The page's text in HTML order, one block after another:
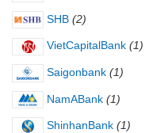
SHB (2)
VietCapitalBank (1)
Saigonbank (1)
NamABank (1)
ShinhanBank (1)